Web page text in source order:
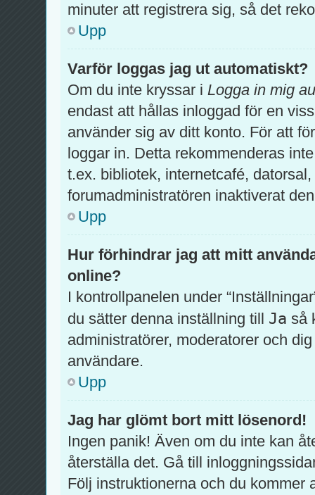
minuter att registrera sig, så det
Upp
Varför loggas jag ut automatiskt?
Om du inte kryssar i Logga in mig
endast att hållas inloggad för en
använder sig av ditt konto. För att
loggar in. Detta rekommenderas
t.ex. bibliotek, internetcafé,
forumadministratören inaktiverat
Upp
Hur förhindrar jag att mitt
online?
I kontrollpanelen under
du sätter denna inställning till Ja så
administratörer, moderatorer och
användare.
Upp
Jag har glömt bort mitt lösenord!
Ingen panik! Även om du inte kan
återställa det. Gå till
Följ instruktionerna och du kommer